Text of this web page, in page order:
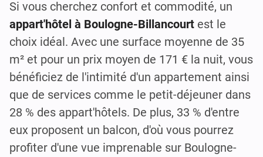
Si vous cherchez confort et commodité, un
appart'hôtel à Boulogne-Billancourt est le
choix idéal. Avec une surface moyenne de 35
m² et pour un prix moyen de 171 € la nuit, vous
bénéficiez de l'intimité d'un appartement ainsi
que de services comme le petit-déjeuner dans
28 % des appart'hôtels. De plus, 33 % d'entre
eux proposent un balcon, d'où vous pourrez
profiter d'une vue imprenable sur Boulogne-